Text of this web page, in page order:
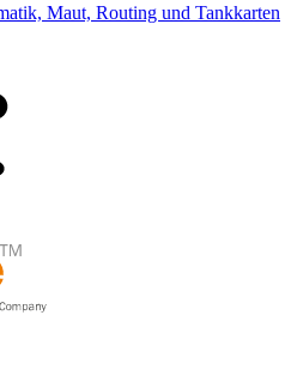
Maut, Routing und Tankkarten